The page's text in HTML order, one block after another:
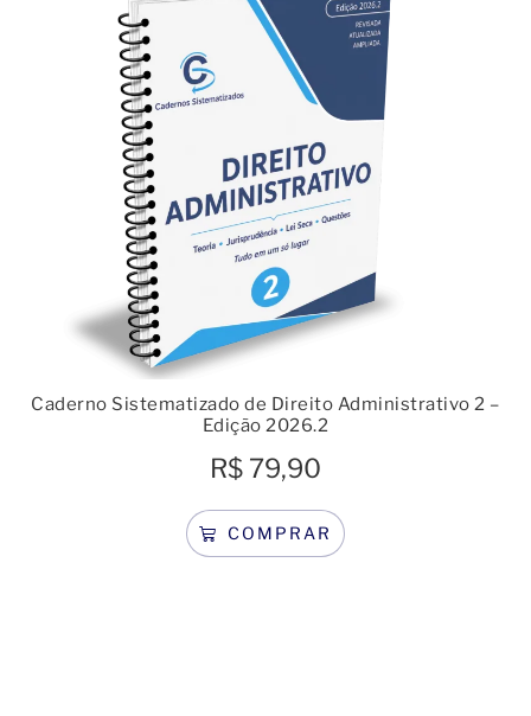
Caderno Sistematizado de Direito Administrativo 2 –
Edição 2026.2
R$ 79,90
COMPRAR